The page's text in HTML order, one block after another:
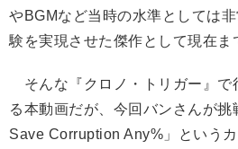
やBGMなど当時の水準としては
験を実現させた傑作として現在ま
そんな『クロノ・トリガー』で
る本動画だが、今回バンさんが
Save Corruption Any%」というカ